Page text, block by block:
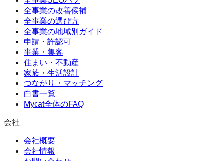
全事業の改善候補
全事業の選び方
全事業の地域別ガイド
申請・許認可
事業・集客
住まい・不動産
家族・生活設計
つながり・マッチング
白書一覧
Mycat全体のFAQ
会社
会社概要
会社情報